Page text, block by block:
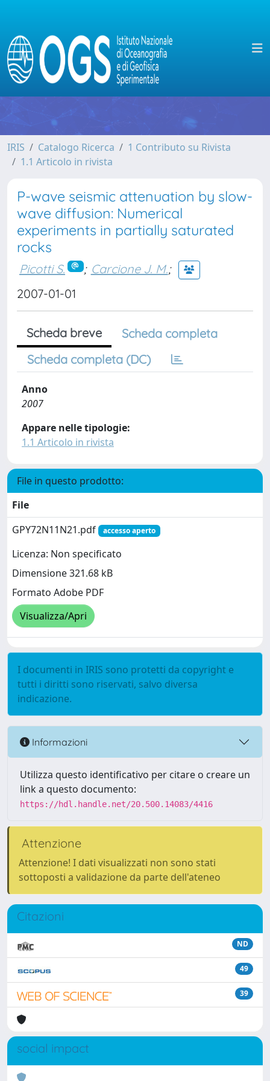
IRIS Catalogo Ricerca
1 Contributo su Rivista
1.1 Articolo in rivista
P-wave seismic attenuation by slow-
wave diffusion: Numerical
experiments in partially saturated
rocks
Picotti S. ; Carcione J. M.;
2007-01-01
Scheda breve
Scheda completa
Scheda completa (DC)
Anno
2007
Appare nelle tipologie:
1.1 Articolo in rivista
File in questo prodotto:
File
GPY72N11N21.pdf
accesso aperto
Licenza: Non specificato
Dimensione 321.68 kB
Formato Adobe PDF
Visualizza/Apri
I documenti in IRIS sono protetti da copyright e
tutti i diritti sono riservati, salvo diversa
indicazione.
Informazioni
Utilizza questo identificativo per citare o creare un
link a questo documento:
https://hdl.handle.net/20.500.14083/4416
Attenzione
Attenzione! I dati visualizzati non sono stati
sottoposti a validazione da parte dell'ateneo
Citazioni
ND
49
39
social impact